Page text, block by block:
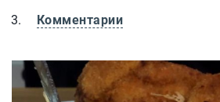
Комментарии
Кордон блю